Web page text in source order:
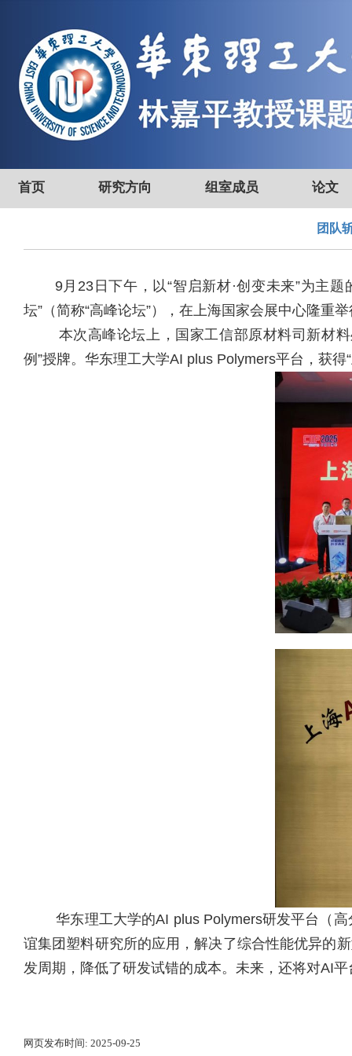
首页 研究方向 组室成员 论文
团队
9月23日下午，以“智启新材·创变未来”为主题
坛”（简称“高峰论坛”），在上海国家会展中心隆重
本次高峰论坛上，国家工信部原材料司新材料
例”授牌。华东理工大学AI plus Polymers平台，获
华东理工大学的AI plus Polymers研发平台（高
谊集团塑料研究所的应用，解决了综合性能优异的
发周期，降低了研发试错的成本。未来，还将对AI
网页发布时间: 2025-09-25